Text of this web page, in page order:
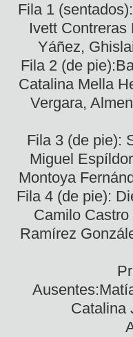
Fila 1
Ivett
Yáñez,
Fila 2 (de
Catalina Mella
Vergara,
Fila 3 (de pie):
Miguel
Montoya
Fila 4 (de pie):
Camilo
Ramírez
Catalina